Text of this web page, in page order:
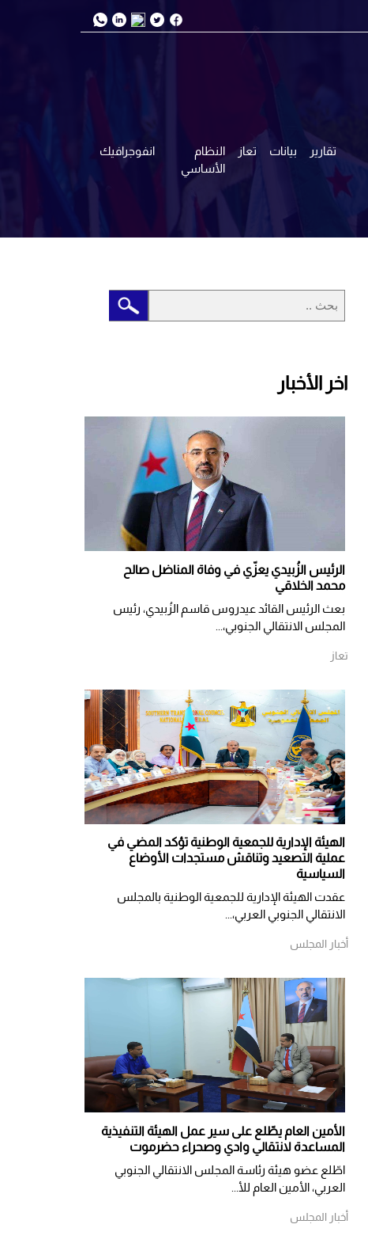
تقارير بيانات تعاز
النظام
الأساسي
انفوجرافيك
اخر الأخبار
الرئيس الزُبيدي يعزّي في وفاة المناضل صالح
محمد الخلاقي
بعث الرئيس القائد عيدروس قاسم الزُبيدي، رئيس
المجلس الانتقالي الجنوبي،...
تعاز
الهيئة الإدارية للجمعية الوطنية تؤكد المضي في
عملية التصعيد وتناقش مستجدات الأوضاع
السياسية
عقدت الهيئة الإدارية للجمعية الوطنية بالمجلس
الانتقالي الجنوبي العربي،...
أخبار المجلس
الأمين العام يطّلع على سير عمل الهيئة التنفيذية
المساعدة لانتقالي وادي وصحراء حضرموت
اطّلع عضو هيئة رئاسة المجلس الانتقالي الجنوبي
العربي، الأمين العام للأ...
أخبار المجلس